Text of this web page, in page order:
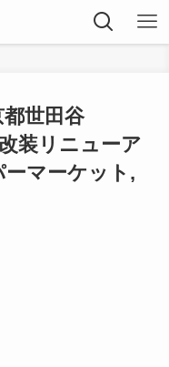
世田谷
装リニューア
マーケット,